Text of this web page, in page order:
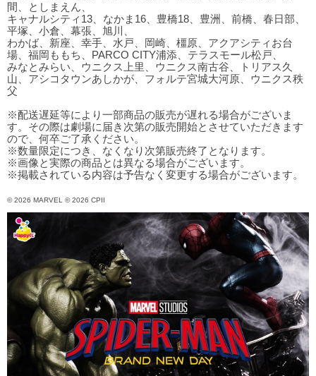
間、としまえん、
キャナルシティ13、なかま16、豊橋18、豊洲、前橋、春日部、
平塚、小倉、幕張、旭川、
わかば、新座、幸手、水戸、岡崎、橿原、アクアシティお台
場、福岡ももち、PARCO CITY浦添、テラスモール松戸、
みなとみらい、ウニクス上里、ウニクス南古谷、トリアス久
山、アシコタウンあしかが、フォルテ宮城大河原、ウニクス秩
父
※配送遅延等により一部商品の販売が遅れる場合がございま
す。その際は劇場に届き次第の販売開始とさせていただきます
ので、何卒ご了承ください。
※数量限定につき、なくなり次第販売終了となります。
※画像と実際の商品とは異なる場合がございます。
※掲載されている内容は予告なく変更する場合がございます。
© 2026 MARVEL © 2026 CPII